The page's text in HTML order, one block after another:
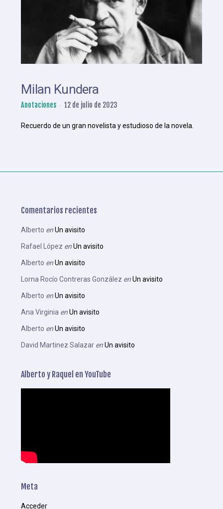
Milan Kundera
Anotaciones 12 de julio de 2023
Recuerdo de un gran novelista y estudioso de la novela.
Comentarios recientes
Alberto enUn avisito
Rafael López enUn avisito
Alberto enUn avisito
Lorna Rocío Contreras González enUn avisito
Alberto enUn avisito
Ana Virginia enUn avisito
Alberto enUn avisito
David Martinez Salazar enUn avisito
Alberto y Raquel en YouTube
Meta
Acceder